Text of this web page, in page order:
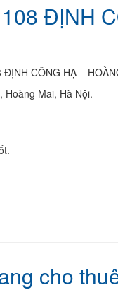
ĐỊNH
CÔNG HẠ –
Mai, Hà Nội.
cho